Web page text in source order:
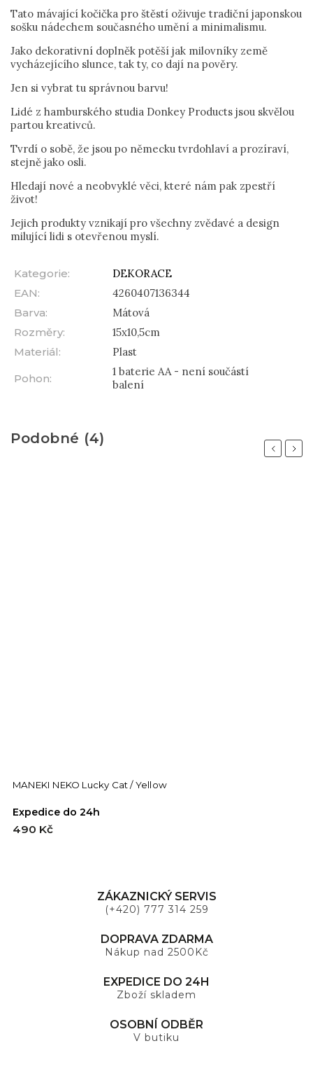
Tato mávající kočička pro štěstí oživuje tradiční japonskou
sošku nádechem současného umění a minimalismu.
Jako dekorativní doplněk potěší jak milovníky země
vycházejícího slunce, tak ty, co dají na pověry.
Jen si vybrat tu správnou barvu!
Lidé z hamburského studia Donkey Products jsou skvělou
partou kreativců.
Tvrdí o sobě, že jsou po německu tvrdohlaví a prozíraví,
stejně jako osli.
Hledají nové a neobvyklé věci, které nám pak zpestří
život!
Jejich produkty vznikají pro všechny zvědavé a design
milující lidi s otevřenou myslí.
Kategorie:
DEKORACE
EAN:
4260407136344
Barva:
Mátová
Rozměry:
15x10,5cm
Materiál:
Plast
Pohon:
1 baterie AA - není součástí
balení
Podobné (4)
Previous
MANEKI NEKO Lucky Cat / Yellow
Expedice do 24h
490 Kč
Next
ZÁKAZNICKÝ SERVIS
(+420) 777 314 259
DOPRAVA ZDARMA
Nákup nad 2500Kč
EXPEDICE DO 24H
Zboží skladem
OSOBNÍ ODBĚR
V butiku